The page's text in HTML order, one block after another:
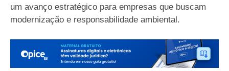
um avanço estratégico para empresas que buscam
modernização e responsabilidade ambiental.